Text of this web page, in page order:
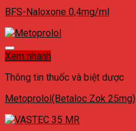
BFS-Naloxone 0,4mg/ml
Xem nhanh
Thông tin thuốc và biệt dược
Metoprolol(Betaloc Zok 25mg)